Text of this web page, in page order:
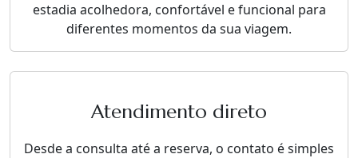
estadia acolhedora, confortável e funcional para
diferentes momentos da sua viagem.
Atendimento direto
Desde a consulta até a reserva, o contato é simples